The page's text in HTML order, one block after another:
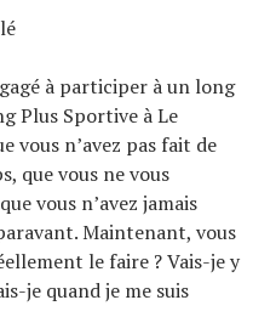
à participer à un long
Plus Sportive à Le
vous n’avez pas fait de
que vous ne vous
vous n’avez jamais
Maintenant, vous
le faire ? Vais-je y
je quand je me suis